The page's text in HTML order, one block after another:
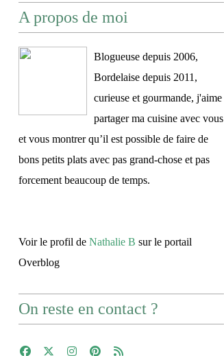
A propos de moi
Blogueuse depuis 2006,
Bordelaise depuis 2011,
curieuse et gourmande, j'aime
partager ma cuisine avec vous
et vous montrer qu’il est possible de faire de
bons petits plats avec pas grand-chose et pas
forcement beaucoup de temps.
Voir le profil de Nathalie B sur le portail
Overblog
On reste en contact ?